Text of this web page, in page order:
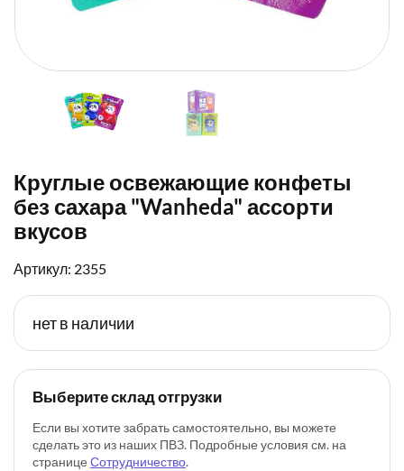
Круглые освежающие конфеты
без сахара "Wanheda" ассорти
вкусов
Артикул: 2355
нет в наличии
Выберите склад отгрузки
Если вы хотите забрать самостоятельно, вы можете
сделать это из наших ПВЗ. Подробные условия см. на
странице Сотрудничество.